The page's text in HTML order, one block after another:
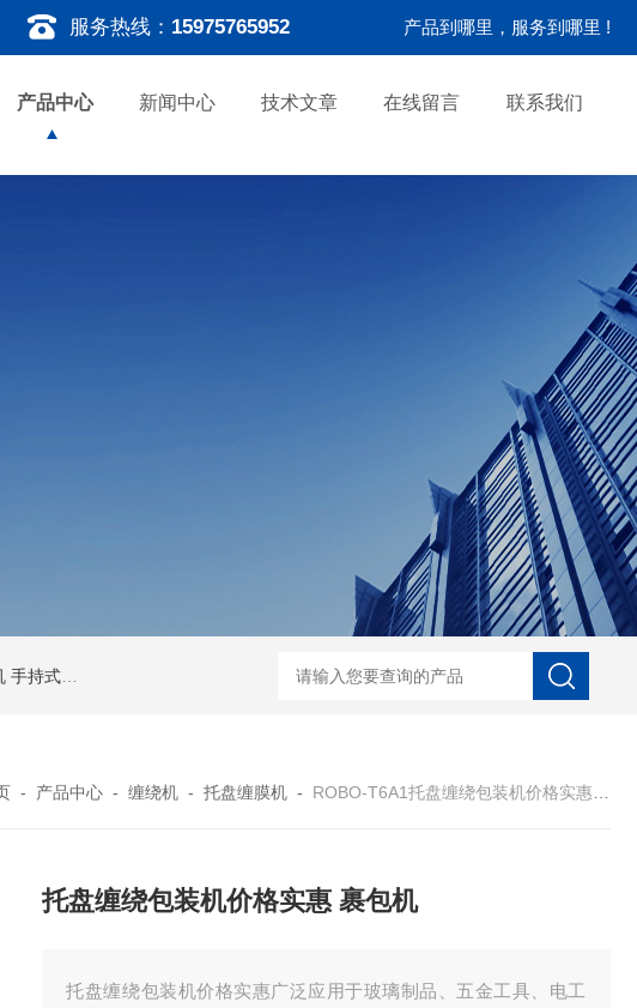
服务热线： 15975765952 产品到哪里，服务到哪里 !
产品中心 新闻中心 技术文章 在线留言 联系我们
手持式激光打标机铁牌便携式打码机 自动协作码垛机纸箱码垛械手 DZ-760全自动
- 产品中心 -缠绕机 -托盘缠膜机 - ROBO-T6A1托盘缠绕包装机价格实惠 裹包机
托盘缠绕包装机价格实惠 裹包机
托盘缠绕包装机价格实惠广泛应用于玻璃制品、五金工具、电工